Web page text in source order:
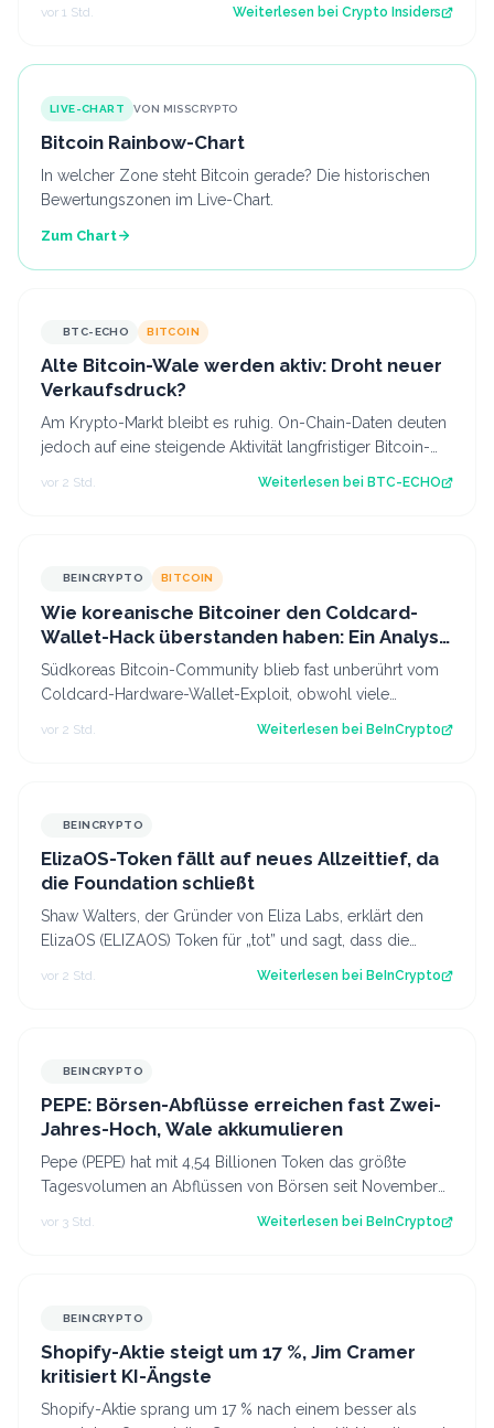
vor 1 Std. Weiterlesen bei Crypto Insiders
LIVE-CHART VON MISSCRYPTO
Bitcoin Rainbow-Chart
In welcher Zone steht Bitcoin gerade? Die historischen
Bewertungszonen im Live-Chart.
Zum Chart
BTC-ECHO BITCOIN
Alte Bitcoin-Wale werden aktiv: Droht neuer
Verkaufsdruck?
Am Krypto-Markt bleibt es ruhig. On-Chain-Daten deuten
jedoch auf eine steigende Aktivität langfristiger Bitcoin-
vor 2 Std. Weiterlesen bei BTC-ECHO
BEINCRYPTO BITCOIN
Wie koreanische Bitcoiner den Coldcard-
Wallet-Hack überstanden haben: Ein Analyst
gibt wichtige Tipps
Südkoreas Bitcoin-Community blieb fast unberührt vom
Coldcard-Hardware-Wallet-Exploit, obwohl viele
vor 2 Std. Weiterlesen bei BeInCrypto
BEINCRYPTO
ElizaOS-Token fällt auf neues Allzeittief, da
die Foundation schließt
Shaw Walters, der Gründer von Eliza Labs, erklärt den
ElizaOS (ELIZAOS) Token für „tot” und sagt, dass die
vor 2 Std. Weiterlesen bei BeInCrypto
BEINCRYPTO
PEPE: Börsen-Abflüsse erreichen fast Zwei-
Jahres-Hoch, Wale akkumulieren
Pepe (PEPE) hat mit 4,54 Billionen Token das größte
Tagesvolumen an Abflüssen von Börsen seit November
2024 verzeichnet. Damit senden Halter…
vor 3 Std. Weiterlesen bei BeInCrypto
BEINCRYPTO
Shopify-Aktie steigt um 17 %, Jim Cramer
kritisiert KI-Ängste
Shopify-Aktie sprang um 17 % nach einem besser als